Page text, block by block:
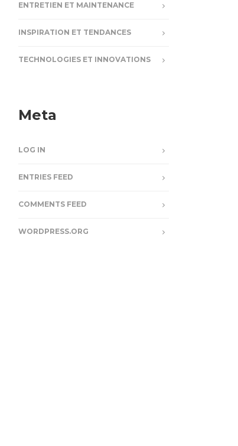
ENTRETIEN ET MAINTENANCE
INSPIRATION ET TENDANCES
TECHNOLOGIES ET INNOVATIONS
Meta
LOG IN
ENTRIES FEED
COMMENTS FEED
WORDPRESS.ORG